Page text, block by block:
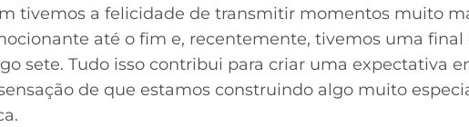
tivemos a felicidade de transmitir momentos muito
até o fim e, recentemente, tivemos uma final
sete. Tudo isso contribui para criar uma expectativa
de que estamos construindo algo muito